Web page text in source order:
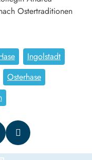
Ostertraditionen
Ingolstadt
Osterhase